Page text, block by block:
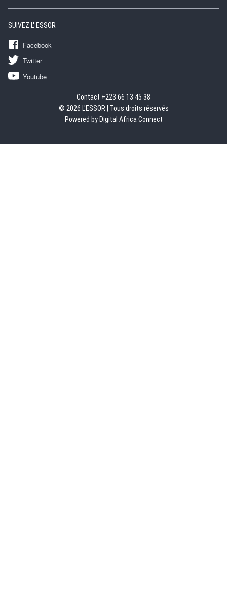
SUIVEZ L' ESSOR
Facebook
Twitter
Youtube
Contact +223 66 13 45 38
© 2026 L'ESSOR | Tous droits réservés
Powered by Digital Africa Connect